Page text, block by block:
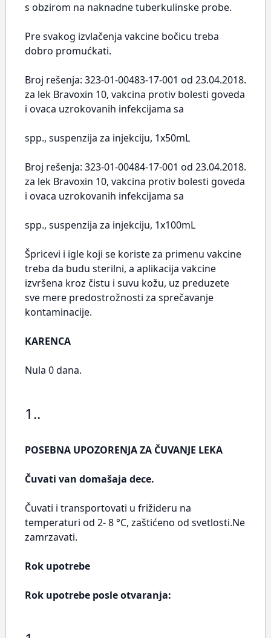
s obzirom na naknadne tuberkulinske probe.
Pre svakog izvlačenja vakcine bočicu treba
dobro promućkati.
Broj rešenja: 323-01-00483-17-001 od 23.04.2018.
za lek Bravoxin 10, vakcina protiv bolesti goveda
i ovaca uzrokovanih infekcijama sa
spp., suspenzija za injekciju, 1x50mL
Broj rešenja: 323-01-00484-17-001 od 23.04.2018.
za lek Bravoxin 10, vakcina protiv bolesti goveda
i ovaca uzrokovanih infekcijama sa
spp., suspenzija za injekciju, 1x100mL
Špricevi i igle koji se koriste za primenu vakcine
treba da budu sterilni, a aplikacija vakcine
izvršena kroz čistu i suvu kožu, uz preduzete
sve mere predostrožnosti za sprečavanje
kontaminacije.
KARENCA
Nula 0 dana.
1..
POSEBNA UPOZORENJA ZA ČUVANJE LEKA
Čuvati van domašaja dece.
Čuvati i transportovati u frižideru na
temperaturi od 2- 8 °C, zaštićeno od svetlosti.Ne
zamrzavati.
Rok upotrebe
Rok upotrebe posle otvaranja: